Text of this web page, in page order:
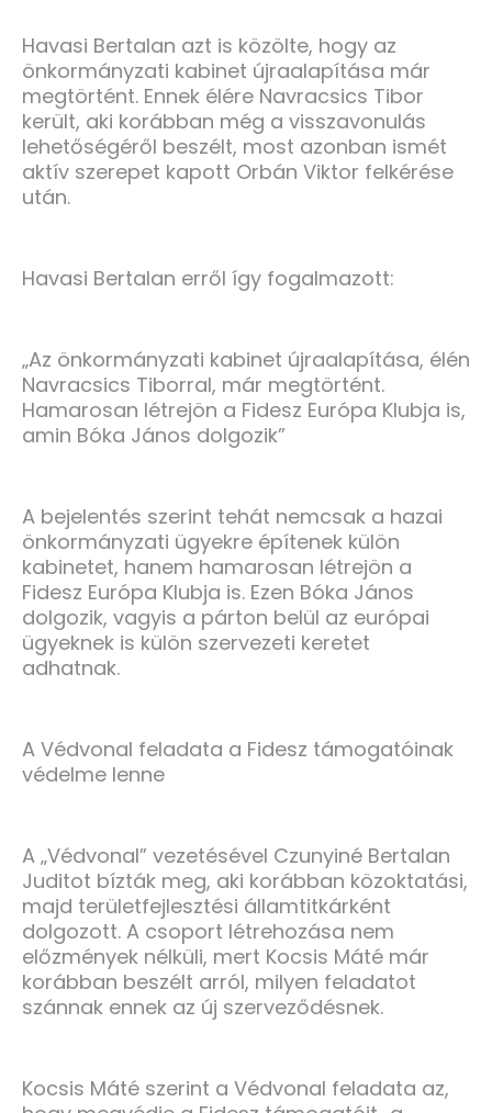
Havasi Bertalan azt is közölte, hogy az
önkormányzati kabinet újraalapítása már
megtörtént. Ennek élére Navracsics Tibor
került, aki korábban még a visszavonulás
lehetőségéről beszélt, most azonban ismét
aktív szerepet kapott Orbán Viktor felkérése
után.
Havasi Bertalan erről így fogalmazott:
„Az önkormányzati kabinet újraalapítása, élén
Navracsics Tiborral, már megtörtént.
Hamarosan létrejön a Fidesz Európa Klubja is,
amin Bóka János dolgozik”
A bejelentés szerint tehát nemcsak a hazai
önkormányzati ügyekre építenek külön
kabinetet, hanem hamarosan létrejön a
Fidesz Európa Klubja is. Ezen Bóka János
dolgozik, vagyis a párton belül az európai
ügyeknek is külön szervezeti keretet
adhatnak.
A Védvonal feladata a Fidesz támogatóinak
védelme lenne
A „Védvonal” vezetésével Czunyiné Bertalan
Juditot bízták meg, aki korábban közoktatási,
majd területfejlesztési államtitkárként
dolgozott. A csoport létrehozása nem
előzmények nélküli, mert Kocsis Máté már
korábban beszélt arról, milyen feladatot
szánnak ennek az új szerveződésnek.
Kocsis Máté szerint a Védvonal feladata az,